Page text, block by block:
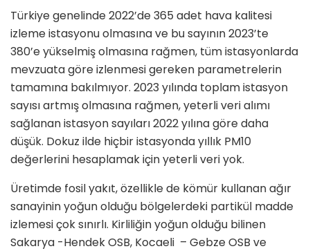
Türkiye genelinde 2022’de 365 adet hava kalitesi
izleme istasyonu olmasına ve bu sayının 2023’te
380’e yükselmiş olmasına rağmen, tüm istasyonlarda
mevzuata göre izlenmesi gereken parametrelerin
tamamına bakılmıyor. 2023 yılında toplam istasyon
sayısı artmış olmasına rağmen, yeterli veri alımı
sağlanan istasyon sayıları 2022 yılına göre daha
düşük. Dokuz ilde hiçbir istasyonda yıllık PM10
değerlerini hesaplamak için yeterli veri yok.
Üretimde fosil yakıt, özellikle de kömür kullanan ağır
sanayinin yoğun olduğu bölgelerdeki partikül madde
izlemesi çok sınırlı. Kirliliğin yoğun olduğu bilinen
Sakarya -Hendek OSB, Kocaeli – Gebze OSB ve